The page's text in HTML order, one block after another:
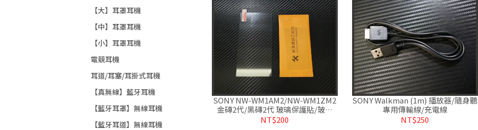
【大】耳罩耳機
【中】耳罩耳機
【小】耳罩耳機
電競耳機
耳道/耳塞/耳掛式耳機
【真無線】藍牙耳機
【藍牙耳罩】無線耳機
【藍牙耳道】無線耳機
SONY NW-WM1AM2/NW-WM1ZM2
金磚2代/黑磚2代 玻璃保護貼/玻璃
貼/鋼化膜.疏水疏油
NT$200
SONY Walkman (1m) 播放器/隨身聽
專用傳輸線/充電線
NT$250